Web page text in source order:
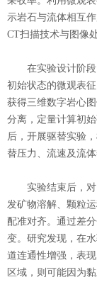
示岩石与流体相互
CT扫描技术与图像
在实验设计阶段
初始状态的微观表
获得三维数字岩心
分离，定量计算初
后，开展驱替实验
替压力、流速及流
实验结束后，对
发矿物溶解、颗粒
配准对齐。通过差
变。研究发现，在
道连通性增强，表
区域，则可能因为